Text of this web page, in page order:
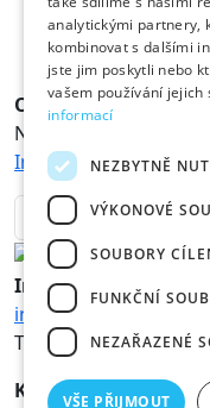
Odběr novinek
Novinky vám rádi
Informace o
Informace
info@hk800.cz
T:
+420 734 561 247
Kancelář oslav
analytickými partnery,
kombinovat s dalšími
jste jim poskytli nebo
vašem používání jejich
informací
NEZBYTNĚ
VÝKONOVÉ
SOUBORY
FUNKČNÍ
NEZAŘAZENÉ
VŠE PŘIJMOUT